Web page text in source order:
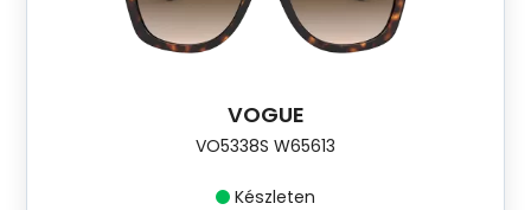
VOGUE
VO5338S W65613
Készleten